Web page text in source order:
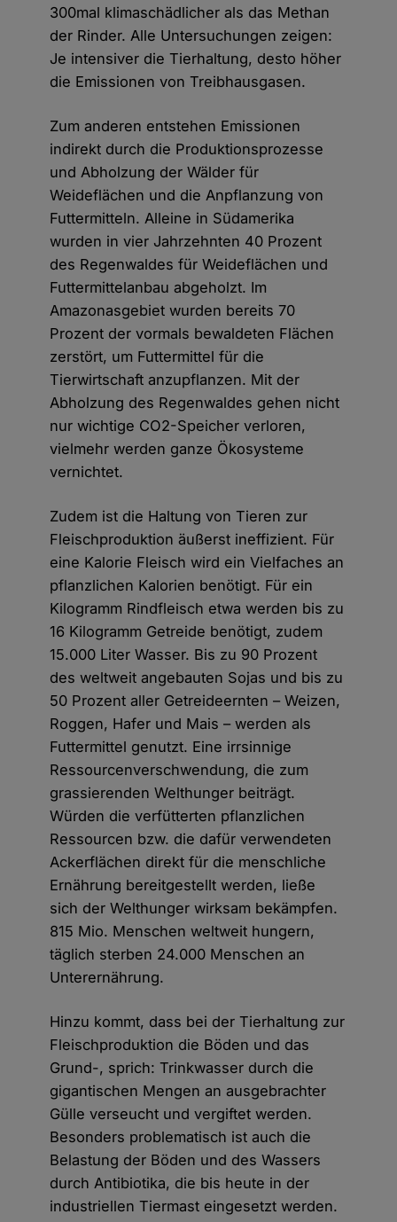
300mal klimaschädlicher als das Methan
der Rinder. Alle Untersuchungen zeigen:
Je intensiver die Tierhaltung, desto höher
die Emissionen von Treibhausgasen.
Zum anderen entstehen Emissionen
indirekt durch die Produktionsprozesse
und Abholzung der Wälder für
Weideflächen und die Anpflanzung von
Futtermitteln. Alleine in Südamerika
wurden in vier Jahrzehnten 40 Prozent
des Regenwaldes für Weideflächen und
Futtermittelanbau abgeholzt. Im
Amazonasgebiet wurden bereits 70
Prozent der vormals bewaldeten Flächen
zerstört, um Futtermittel für die
Tierwirtschaft anzupflanzen. Mit der
Abholzung des Regenwaldes gehen nicht
nur wichtige CO2-Speicher verloren,
vielmehr werden ganze Ökosysteme
vernichtet.
Zudem ist die Haltung von Tieren zur
Fleischproduktion äußerst ineffizient. Für
eine Kalorie Fleisch wird ein Vielfaches an
pflanzlichen Kalorien benötigt. Für ein
Kilogramm Rindfleisch etwa werden bis zu
16 Kilogramm Getreide benötigt, zudem
15.000 Liter Wasser. Bis zu 90 Prozent
des weltweit angebauten Sojas und bis zu
50 Prozent aller Getreideernten – Weizen,
Roggen, Hafer und Mais – werden als
Futtermittel genutzt. Eine irrsinnige
Ressourcenverschwendung, die zum
grassierenden Welthunger beiträgt.
Würden die verfütterten pflanzlichen
Ressourcen bzw. die dafür verwendeten
Ackerflächen direkt für die menschliche
Ernährung bereitgestellt werden, ließe
sich der Welthunger wirksam bekämpfen.
815 Mio. Menschen weltweit hungern,
täglich sterben 24.000 Menschen an
Unterernährung.
Hinzu kommt, dass bei der Tierhaltung zur
Fleischproduktion die Böden und das
Grund-, sprich: Trinkwasser durch die
gigantischen Mengen an ausgebrachter
Gülle verseucht und vergiftet werden.
Besonders problematisch ist auch die
Belastung der Böden und des Wassers
durch Antibiotika, die bis heute in der
industriellen Tiermast eingesetzt werden.